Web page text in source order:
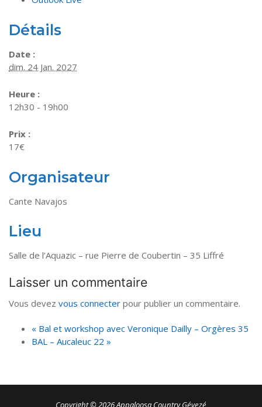
Détails
Date :
dim. 24 Jan. 2027
Heure :
12h30 - 19h00
Prix :
17€
Organisateur
Cante Navajos
Lieu
Salle de l’Aquazic – rue Pierre de Coubertin – 35 Liffré
Laisser un commentaire
Vous devez vous connecter pour publier un commentaire.
« Bal et workshop avec Veronique Dailly – Orgères 35
BAL – Aucaleuc 22»
Copyright © 2026 Appaloosa Country Gévezé